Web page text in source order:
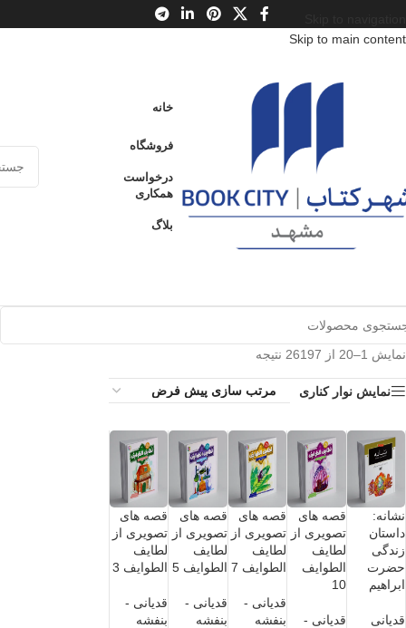
Skip to main content
خانه
فروشگاه
درخواست
همکاری
بلاگ
نمایش 1–20 از 26197 نتیجه
نمایش نوار کناری
نشانه:
داستان
زندگی
حضرت
ابراهیم
قدیانی
قصه های
تصویری از
لطایف
الطوایف
10
قدیانی -
قصه های
تصویری از
لطایف
الطوایف 7
قدیانی -
بنفشه
قصه های
تصویری از
لطایف
الطوایف 5
قدیانی -
بنفشه
قصه های
تصویری از
لطایف
الطوایف 3
قدیانی -
بنفشه